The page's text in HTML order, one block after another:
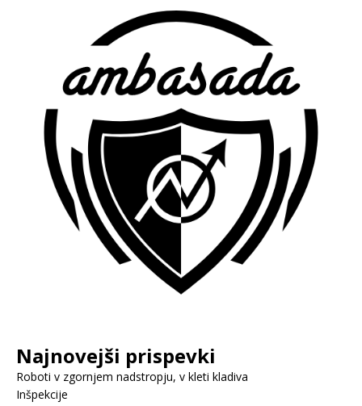
Najnovejši prispevki
Roboti v zgornjem nadstropju, v kleti kladiva
Inšpekcije